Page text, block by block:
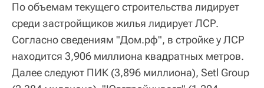
По объемам текущего строительства лидирует
среди застройщиков жилья лидирует ЛСР.
Согласно сведениям "Дом.рф", в стройке у ЛСР
находится 3,906 миллиона квадратных метров.
Далее следуют ПИК (3,896 миллиона), Setl Group